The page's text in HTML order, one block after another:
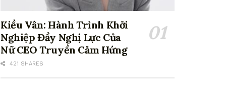
Kiều Vân: Hành Trình Khởi
Nghiệp Đầy Nghị Lực Của
Nữ CEO Truyền Cảm Hứng
421 SHARES